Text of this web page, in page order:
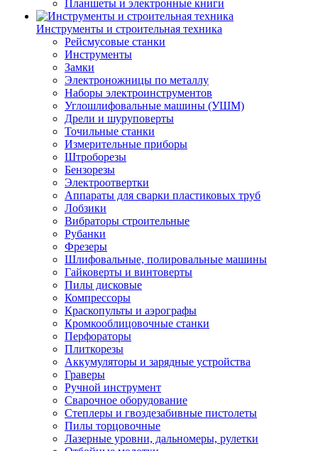
Планшеты и электронные книги
Инструменты и строительная техника
Рейсмусовые станки
Инструменты
Замки
Электроножницы по металлу
Наборы электроинструментов
Углошлифовальные машины (УШМ)
Дрели и шуруповерты
Точильные станки
Измерительные приборы
Штроборезы
Бензорезы
Электроотвертки
Аппараты для сварки пластиковых труб
Лобзики
Вибраторы строительные
Рубанки
Фрезеры
Шлифовальные, полировальные машины
Гайковерты и винтоверты
Пилы дисковые
Компрессоры
Краскопульты и аэрографы
Кромкооблицовочные станки
Перфораторы
Плиткорезы
Аккумуляторы и зарядные устройства
Граверы
Ручной инструмент
Сварочное оборудование
Степлеры и гвоздезабивные пистолеты
Пилы торцовочные
Лазерные уровни, дальномеры, рулетки